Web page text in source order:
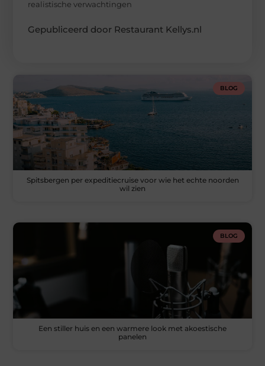
realistische verwachtingen
Gepubliceerd door Restaurant Kellys.nl
BLOG
Spitsbergen per expeditiecruise voor wie het echte noorden
wil zien
BLOG
Een stiller huis en een warmere look met akoestische
panelen